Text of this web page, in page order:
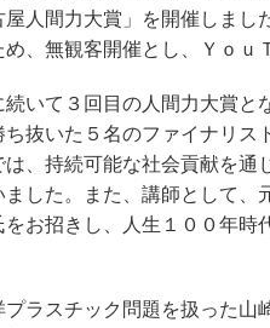
人間力大賞」を開催しま
、無観客開催とし、Ｙｏｕ
続いて３回目の人間力大賞
抜いた５名のファイナリ
、持続可能な社会貢献を
ました。また、講師として
お招きし、人生１００年
ラスチック問題を扱った